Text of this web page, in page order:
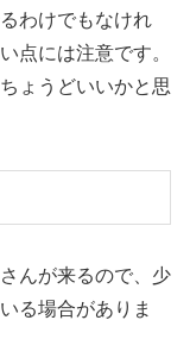
わけでもなけれ
点には注意です。
ょうどいいかと思
んが来るので、少
る場合がありま